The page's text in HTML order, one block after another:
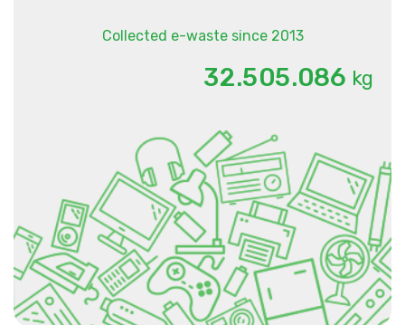
Collected e-waste since 2013
32.505.086 kg